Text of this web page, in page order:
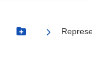
Botão Menu